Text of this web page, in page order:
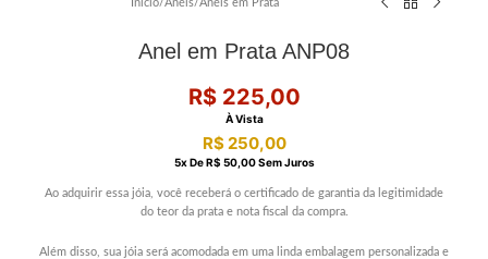
Início/Anéis/Anéis em Prata
Anel em Prata ANP08
R$225,00
À Vista
R$250,00
5X DeR$ 50,00Sem Juros
Ao adquirir essa jóia, você receberá o certificado de garantia da legitimidade
do teor da prata e nota fiscal da compra.
Além disso, sua jóia será acomodada em uma linda embalagem personalizada e